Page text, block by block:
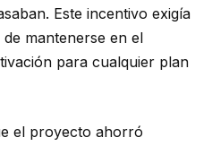
Este incentivo exigía
mantenerse en el
para cualquier plan
el proyecto ahorró